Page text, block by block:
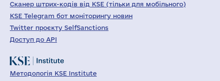
Сканер штрих-кодів від KSE (тільки для мобільного)
KSE Telegram бот моніторингу новин
Twitter проєкту SelfSanctions
Доступ до API
Методологія KSE Institute